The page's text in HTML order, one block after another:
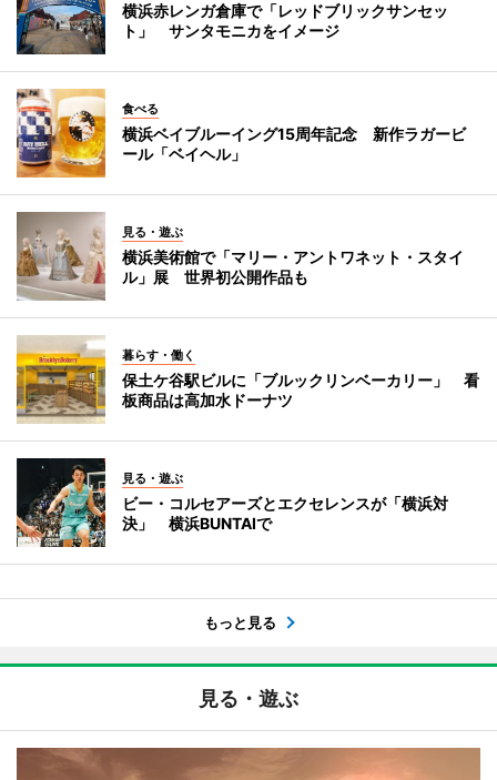
横浜赤レンガ倉庫で「レッドブリックサンセッ
ト」 サンタモニカをイメージ
食べる
横浜ベイブルーイング15周年記念 新作ラガービ
ール「ベイヘル」
見る・遊ぶ
横浜美術館で「マリー・アントワネット・スタイ
ル」展 世界初公開作品も
暮らす・働く
保土ケ谷駅ビルに「ブルックリンベーカリー」 看
板商品は高加水ドーナツ
見る・遊ぶ
ビー・コルセアーズとエクセレンスが「横浜対
決」 横浜BUNTAIで
もっと見る
見る・遊ぶ